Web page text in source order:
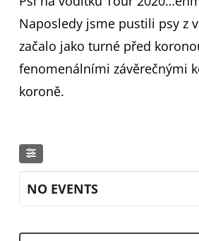
Naposledy jsme pustili psy z
začalo jako turné před
fenomenálními závěrečnými
koroně.
NO EVENTS